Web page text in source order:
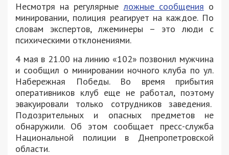
Несмотря на регулярныеложные сообщения о
минировании, полиция реагирует на каждое. По
словам экспертов, лжеминеры – это люди с
психическими отклонениями.
4 мая в 21.00 на линию «102» позвонил мужчина
и сообщил о минировании ночного клуба по ул.
Набережная Победы. Во время прибытия
оперативников клуб еще не работал, поэтому
эвакуировали только сотрудников заведения.
Подозрительных и опасных предметов не
обнаружили. Об этом сообщает пресс-служба
Национальной полиции в Днепропетровской
области.